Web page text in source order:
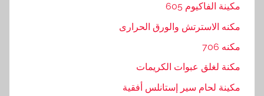
مكينة الفاكيوم 605
مكنه الاسترتش والورق الحرارى
مكنه 706
مكنة لغلق عبوات الكريمات
مكينة لحام سير إستانلس أفقية